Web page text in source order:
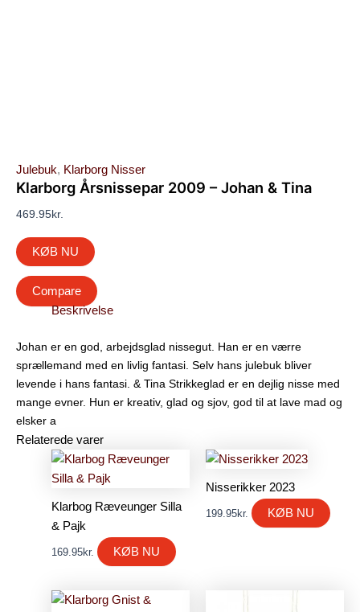
Julebuk, Klarborg Nisser
Klarborg Årsnissepar 2009 – Johan & Tina
469.95kr.
KØB NU
Compare
Beskrivelse
Johan er en god, arbejdsglad nissegut. Han er en værre
sprællemand med en livlig fantasi. Selv hans julebuk bliver
levende i hans fantasi. & Tina Strikkeglad er en dejlig nisse med
mange evner. Hun er kreativ, glad og sjov, god til at lave mad og
elsker a
Relaterede varer
Klarbog Ræveunger Silla
& Pajk
169.95kr. KØB NU
Nisserikker 2023
199.95kr. KØB NU